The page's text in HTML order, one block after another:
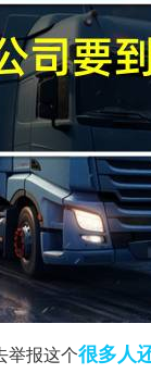
举报这个很多人